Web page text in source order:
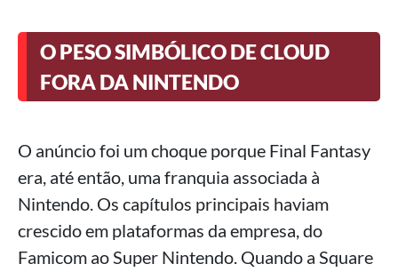
O PESO SIMBÓLICO DE CLOUD
FORA DA NINTENDO
O anúncio foi um choque porque Final Fantasy
era, até então, uma franquia associada à
Nintendo. Os capítulos principais haviam
crescido em plataformas da empresa, do
Famicom ao Super Nintendo. Quando a Square